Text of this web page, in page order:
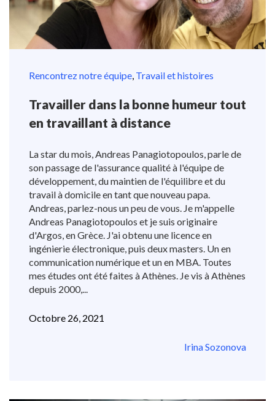
Rencontrez notre équipe Travail et histoires
Travailler dans la bonne humeur tout
en travaillant à distance
La star du mois, Andreas Panagiotopoulos, parle de
son passage de l'assurance qualité à l'équipe de
développement, du maintien de l'équilibre et du
travail à domicile en tant que nouveau papa.
Andreas, parlez-nous un peu de vous. Je m'appelle
Andreas Panagiotopoulos et je suis originaire
d'Argos, en Grèce. J'ai obtenu une licence en
ingénierie électronique, puis deux masters. Un en
communication numérique et un en MBA. Toutes
mes études ont été faites à Athènes. Je vis à Athènes
depuis 2000,...
Octobre 26, 2021
Irina Sozonova